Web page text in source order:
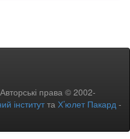
Авторські права © 2002-
інститутта Х’юлет Пакард -